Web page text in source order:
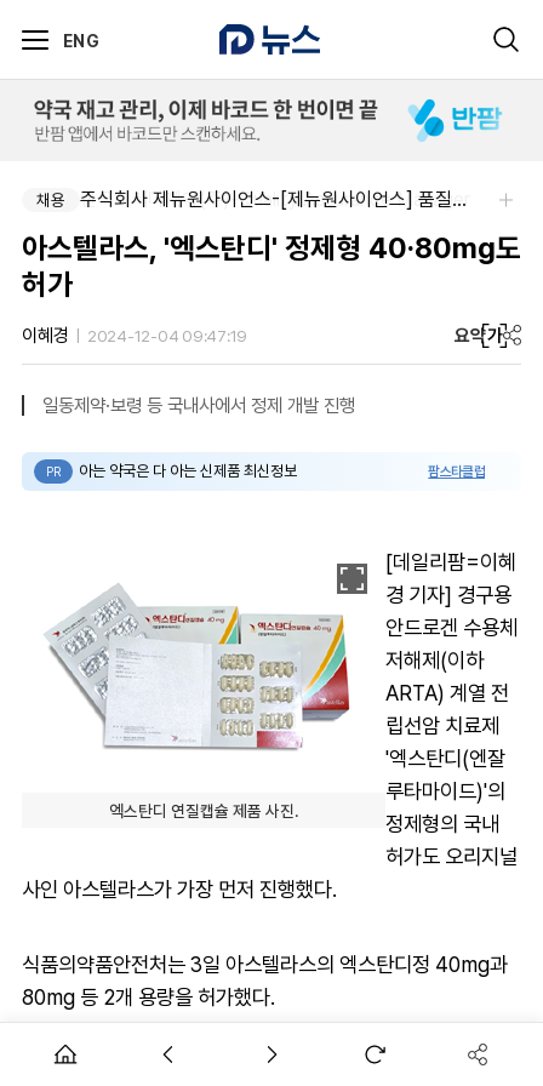
ENG
채용 한국다케다제약(주)-Quality Assurance Manager
채용 주식회사 제뉴원사이언스-[제뉴원사이언스] 품질관리약사 모집(경력무관)
아스텔라스, '엑스탄디' 정제형 40·80mg도
허가
이혜경 2024-12-04 09:47:19 요약가
일동제약·보령 등 국내사에서 정제 개발 진행
PR 아는 약국은 다 아는 신제품 최신정보 팜스타클럽
엑스탄디 연질캡슐 제품 사진.
[데일리팜=이혜
경 기자] 경구용
안드로겐 수용체
저해제(이하
ARTA) 계열 전
립선암 치료제
'엑스탄디(엔잘
루타마이드)'의
정제형의 국내
허가도 오리지널
사인 아스텔라스가 가장 먼저 진행했다.
식품의약품안전처는 3일 아스텔라스의 엑스탄디정 40mg과
80mg 등 2개 용량을 허가했다.
아스텔라스가 지난 2013년 국내에 '엑스탄디연질캡슐